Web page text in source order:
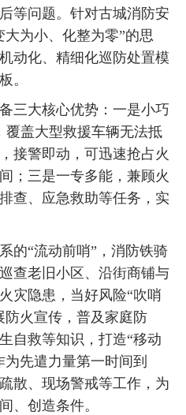
等问题。针对古城消防安
为小、化整为零”的思
动化、精细化巡防处置模
。
三大核心优势：一是小巧
覆盖大型救援车辆无法抵
接警即动，可迅速抢占火
；三是一专多能，兼顾火
查、应急救助等任务，实
的“流动前哨”，消防铁骑
查老旧小区、沿街商铺与
灾隐患，当好风险“吹哨
防火宣传，普及家庭防
自救等知识，打造“移动
先遣力量第一时间到
散、现场警戒等工作，为
、创造条件。